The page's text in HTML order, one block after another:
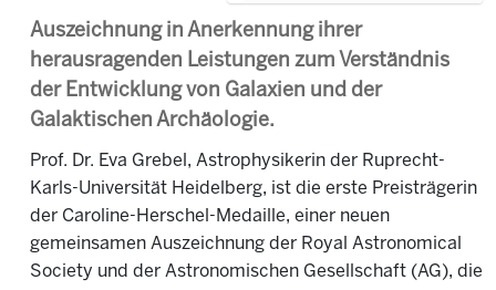
Auszeichnung in Anerkennung ihrer
herausragenden Leistungen zum Verständnis
der Entwicklung von Galaxien und der
Galaktischen Archäologie.
Prof. Dr. Eva Grebel, Astrophysikerin der Ruprecht-
Karls-Universität Heidelberg, ist die erste Preisträgerin
der Caroline-Herschel-Medaille, einer neuen
gemeinsamen Auszeichnung der Royal Astronomical
Society und der Astronomischen Gesellschaft (AG), die